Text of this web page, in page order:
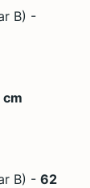
B) -
B) - 62